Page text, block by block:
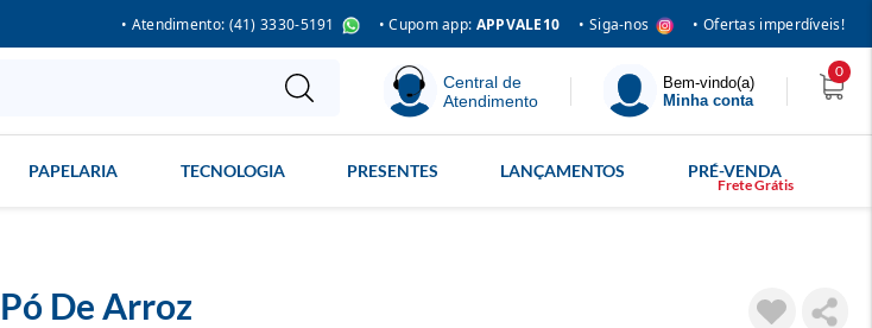
• Atendimento: (41) 3330-5191 • Cupom app: APPVALE10 • Siga-nos • Ofertas imperdíveis!
Central de
Atendimento
Bem-vindo(a)
Minha conta
0
PAPELARIA TECNOLOGIA PRESENTES LANÇAMENTOS PRÉ-VENDA
Pó De Arroz